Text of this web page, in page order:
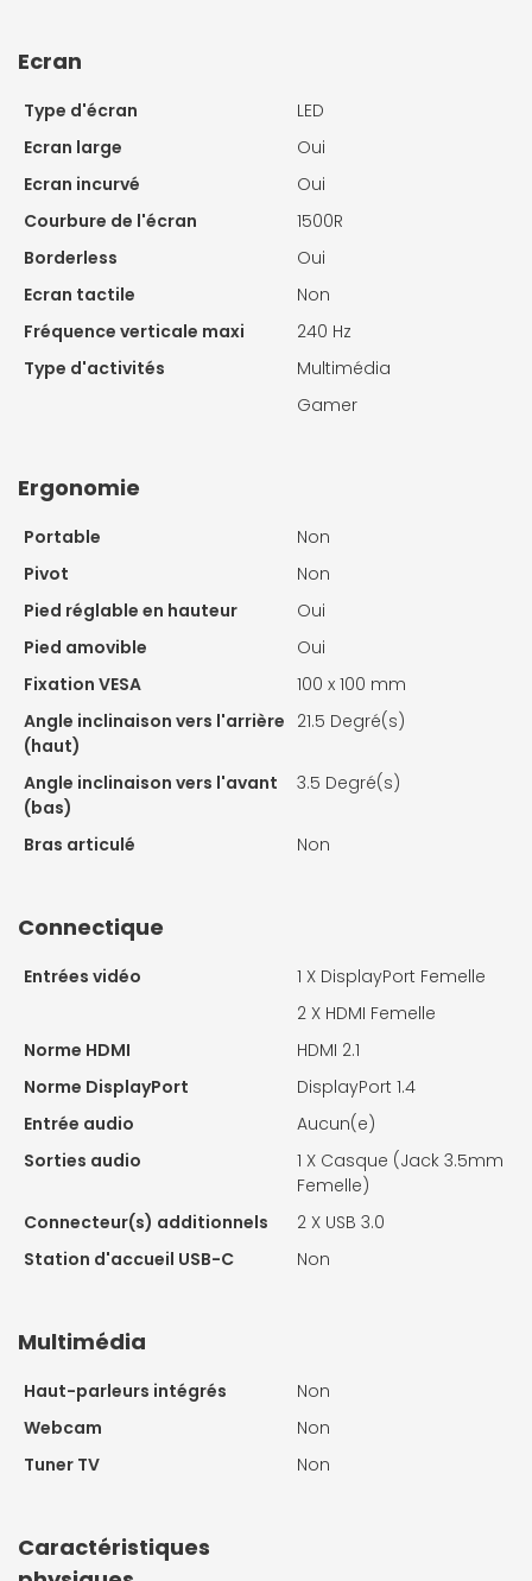
Ecran
Type d'écran
LED
Ecran large
Oui
Ecran incurvé
Oui
Courbure de l'écran
1500R
Borderless
Oui
Ecran tactile
Non
Fréquence verticale maxi
240 Hz
Type d'activités
Multimédia
Gamer
Ergonomie
Portable
Non
Pivot
Non
Pied réglable en hauteur
Oui
Pied amovible
Oui
Fixation VESA
100 x 100 mm
Angle inclinaison vers l'arrière
(haut)
21.5 Degré(s)
Angle inclinaison vers l'avant
(bas)
3.5 Degré(s)
Bras articulé Non
Connectique
Entrées vidéo 1 X DisplayPort Femelle
2 X HDMI Femelle
Norme HDMI
HDMI 2.1
Norme DisplayPort
DisplayPort 1.4
Entrée audio
Aucun(e)
Sorties audio
1 X Casque (Jack 3.5mm
Femelle)
Connecteur(s) additionnels
2 X USB 3.0
Station d'accueil USB-C
Non
Multimédia
Haut-parleurs intégrés
Non
Webcam
Non
Tuner TV
Non
Caractéristiques